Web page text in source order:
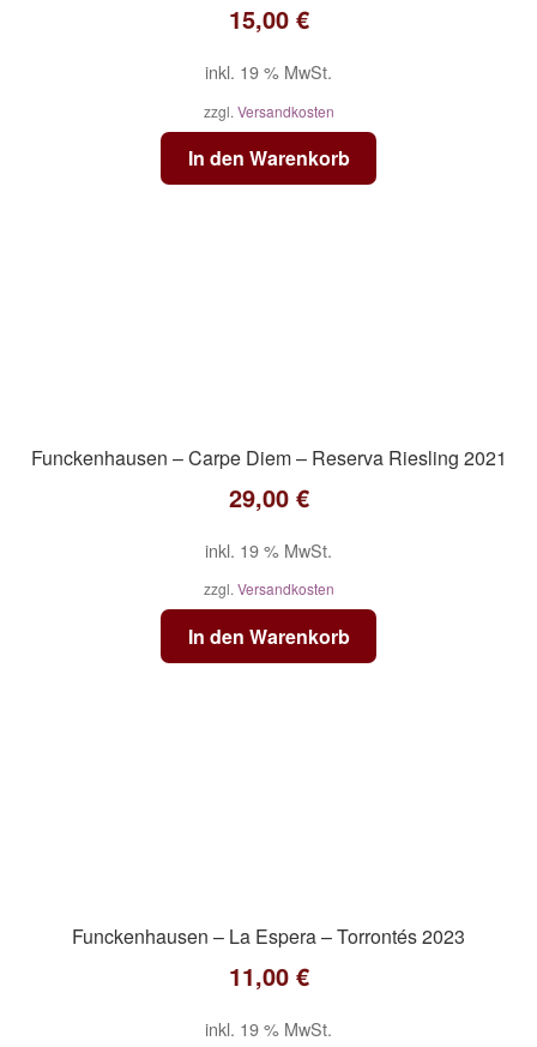
15,00 €
inkl. 19 % MwSt.
zzgl. Versandkosten
In den Warenkorb
Funckenhausen – Carpe Diem – Reserva Riesling 2021
29,00 €
inkl. 19 % MwSt.
zzgl.Versandkosten
In den Warenkorb
Funckenhausen – La Espera – Torrontés 2023
11,00 €
inkl. 19 % MwSt.